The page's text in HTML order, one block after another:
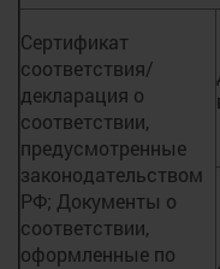
Сертификат
соответствия/
декларация о
соответствии,
предусмотренные
законодательством
РФ; Документы о
соответствии,
оформленные по